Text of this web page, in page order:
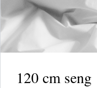
120 cm seng